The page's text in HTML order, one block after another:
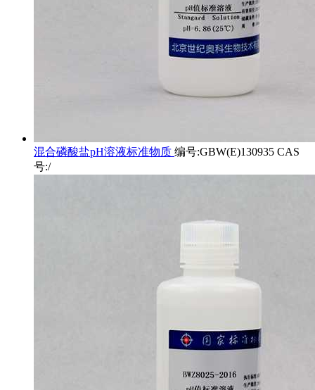
混合磷酸盐pH溶液标准物质 编号:GBW(E)130935 CAS
号:/